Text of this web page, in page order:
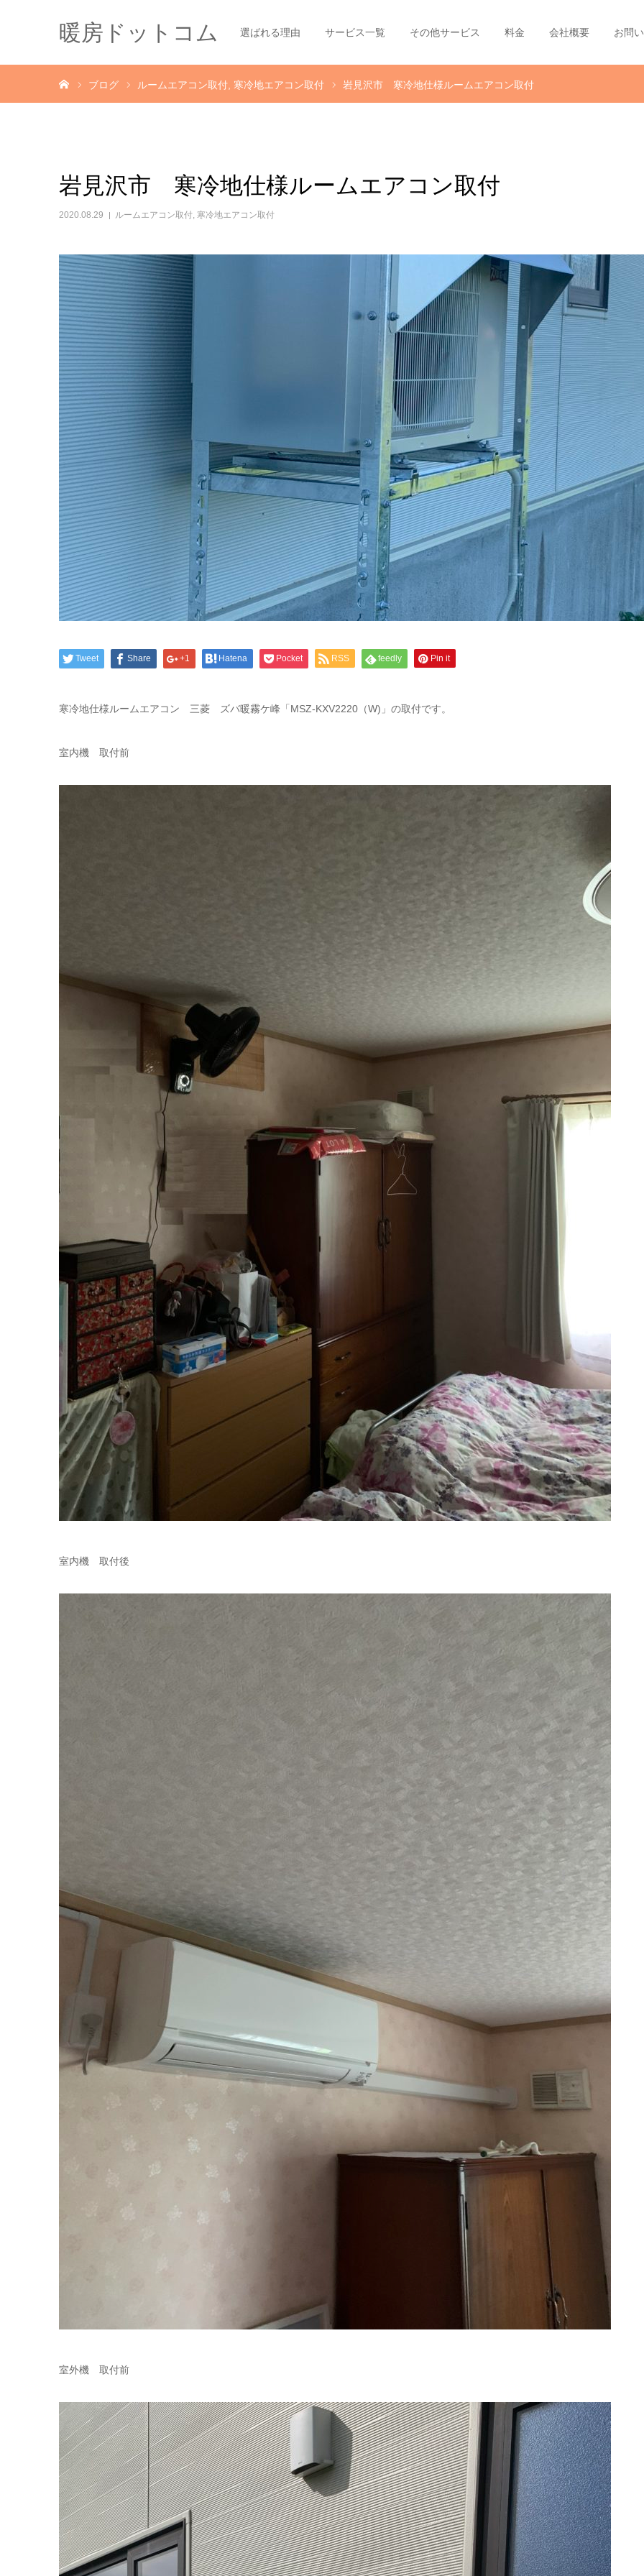
暖房ドットコム 選ばれる理由 サービス一覧 その他サービス 料金 会社概要 お問
ブログ ルームエアコン取付 寒冷地エアコン取付 岩見沢市 寒冷地仕様ルームエアコン取付
岩見沢市 寒冷地仕様ルームエアコン取付
2020.08.29 ルームエアコン取付, 寒冷地エアコン取付
Tweet Share +1 Hatena Pocket RSS feedly Pin it
寒冷地仕様ルームエアコン 三菱 ズバ暖霧ケ峰「MSZ-KXV2220（W)」の取付です。
室内機 取付前
室内機 取付後
室外機 取付前